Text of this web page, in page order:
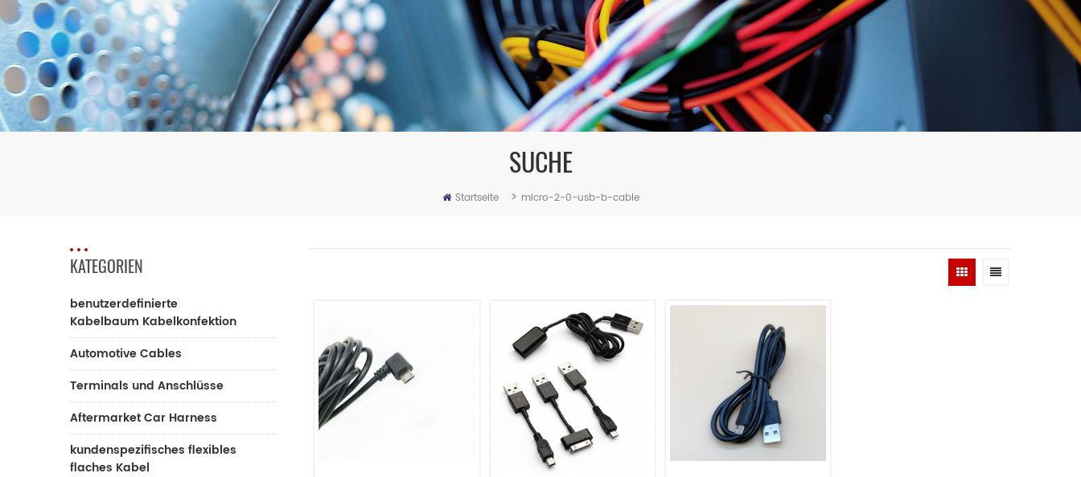
SUCHE
Startseite > micro-2-0-usb-b-cable
KATEGORIEN
benutzerdefinierte
Kabelbaum Kabelkonfektion
Automotive Cables
Terminals und Anschlüsse
Aftermarket Car Harness
kundenspezifisches flexibles
flaches Kabel